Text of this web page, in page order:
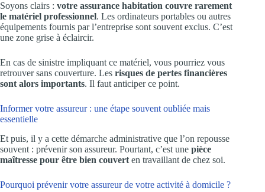
Soyons clairs : votre assurance habitation couvre rarement
le matériel professionnel. Les ordinateurs portables ou autres
équipements fournis par l’entreprise sont souvent exclus. C’est
une zone grise à éclaircir.
En cas de sinistre impliquant ce matériel, vous pourriez vous
retrouver sans couverture. Les risques de pertes financières
sont alors importants. Il faut anticiper ce point.
Informer votre assureur : une étape souvent oubliée mais
essentielle
Et puis, il y a cette démarche administrative que l’on repousse
souvent : prévenir son assureur. Pourtant, c’est une pièce
maîtresse pour être bien couvert en travaillant de chez soi.
Pourquoi prévenir votre assureur de votre activité à domicile ?